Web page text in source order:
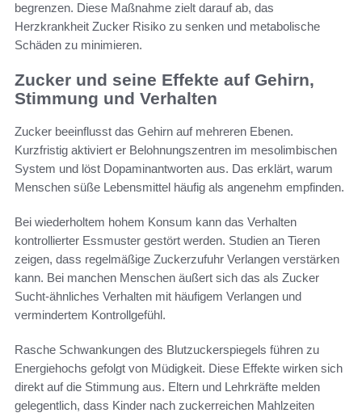
begrenzen. Diese Maßnahme zielt darauf ab, das
Herzkrankheit Zucker Risiko zu senken und metabolische
Schäden zu minimieren.
Zucker und seine Effekte auf Gehirn,
Stimmung und Verhalten
Zucker beeinflusst das Gehirn auf mehreren Ebenen.
Kurzfristig aktiviert er Belohnungszentren im mesolimbischen
System und löst Dopaminantworten aus. Das erklärt, warum
Menschen süße Lebensmittel häufig als angenehm empfinden.
Bei wiederholtem hohem Konsum kann das Verhalten
kontrollierter Essmuster gestört werden. Studien an Tieren
zeigen, dass regelmäßige Zuckerzufuhr Verlangen verstärken
kann. Bei manchen Menschen äußert sich das als Zucker
Sucht-ähnliches Verhalten mit häufigem Verlangen und
vermindertem Kontrollgefühl.
Rasche Schwankungen des Blutzuckerspiegels führen zu
Energiehochs gefolgt von Müdigkeit. Diese Effekte wirken sich
direkt auf die Stimmung aus. Eltern und Lehrkräfte melden
gelegentlich, dass Kinder nach zuckerreichen Mahlzeiten